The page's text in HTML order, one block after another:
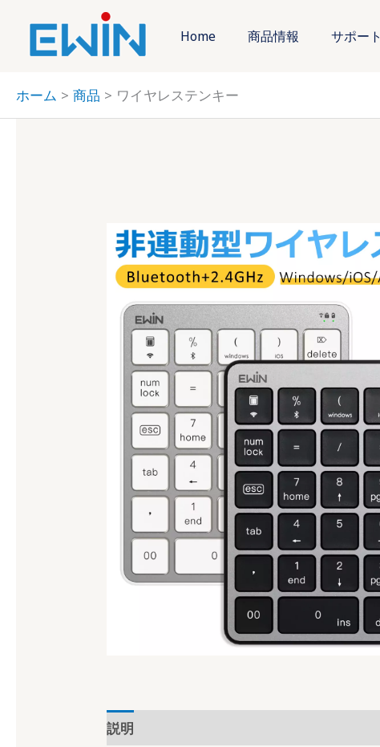
ッ
Home 商品情報 サポート
ホーム 商品 ワイヤレステンキー
説明